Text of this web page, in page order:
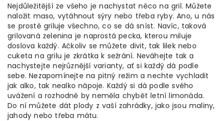
Nejdůležitější ze všeho je nachystat něco na gril. Můžete
naložit maso, vytáhnout sýry nebo třeba ryby. Ano, u nás
se prostě griluje všechno, co se dá sníst. Navíc, taková
grilovaná zelenina je naprostá pecka, kterou miluje
doslova každý. Ačkoliv se můžete divit, tak lilek nebo
cuketa na grilu je zkrátka k sežrání. Neváhejte tak a
nachystejte nejrůznější varianty, ať si každý dá podle
sebe. Nezapomínejte na pitný režim a nechte vychladit
jak alko, tak nealko nápoje. Každý si dá podle svého
uvážení a rozhodně by neměla chybět letní limonáda.
Do ní můžete dát plody z vaší zahrádky, jako jsou maliny,
jahody nebo třeba mátu.